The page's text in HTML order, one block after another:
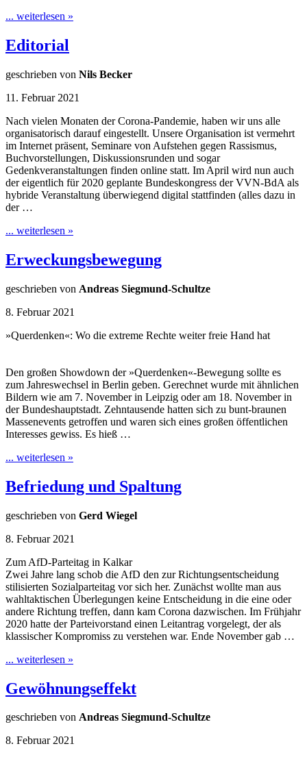
... weiterlesen »
Editorial
geschrieben von Nils Becker
11. Februar 2021
Nach vielen Monaten der Corona-Pandemie, haben wir uns alle
organisatorisch darauf eingestellt. Unsere Organisation ist vermehrt
im Internet präsent, Seminare von Aufstehen gegen Rassismus,
Buchvorstellungen, Diskussionsrunden und sogar
Gedenkveranstaltungen finden online statt. Im April wird nun auch
der eigentlich für 2020 geplante Bundeskongress der VVN-BdA als
hybride Veranstaltung überwiegend digital stattfinden (alles dazu in
der …
... weiterlesen »
Erweckungsbewegung
geschrieben von Andreas Siegmund-Schultze
8. Februar 2021
»Querdenken«: Wo die extreme Rechte weiter freie Hand hat
Den großen Showdown der »Querdenken«-Bewegung sollte es
zum Jahreswechsel in Berlin geben. Gerechnet wurde mit ähnlichen
Bildern wie am 7. November in Leipzig oder am 18. November in
der Bundeshauptstadt. Zehntausende hatten sich zu bunt-braunen
Massenevents getroffen und waren sich eines großen öffentlichen
Interesses gewiss. Es hieß …
... weiterlesen »
Befriedung und Spaltung
geschrieben von Gerd Wiegel
8. Februar 2021
Zum AfD-Parteitag in Kalkar
Zwei Jahre lang schob die AfD den zur Richtungsentscheidung
stilisierten Sozialparteitag vor sich her. Zunächst wollte man aus
wahltaktischen Überlegungen keine Entscheidung in die eine oder
andere Richtung treffen, dann kam Corona dazwischen. Im Frühjahr
2020 hatte der Parteivorstand einen Leitantrag vorgelegt, der als
klassischer Kompromiss zu verstehen war. Ende November gab …
... weiterlesen »
Gewöhnungseffekt
geschrieben von Andreas Siegmund-Schultze
8. Februar 2021